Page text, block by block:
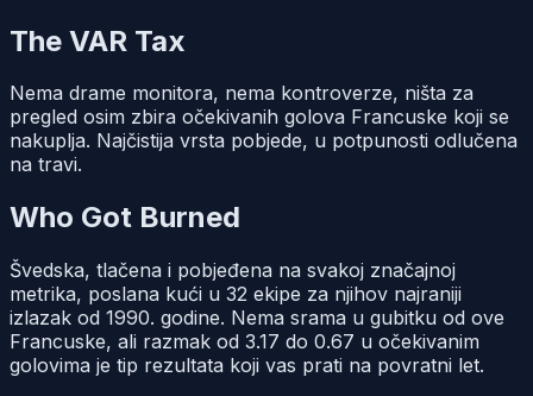
The VAR Tax
Nema drame monitora, nema kontroverze, ništa za
pregled osim zbira očekivanih golova Francuske koji se
nakuplja. Najčistija vrsta pobjede, u potpunosti odlučena
na travi.
Who Got Burned
Švedska, tlačena i pobjeđena na svakoj značajnoj
metrika, poslana kući u 32 ekipe za njihov najraniji
izlazak od 1990. godine. Nema srama u gubitku od ove
Francuske, ali razmak od 3.17 do 0.67 u očekivanim
golovima je tip rezultata koji vas prati na povratni let.